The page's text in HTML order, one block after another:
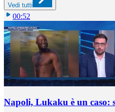
Vedi tutti
00:52
Napoli, Lukaku è un caso: